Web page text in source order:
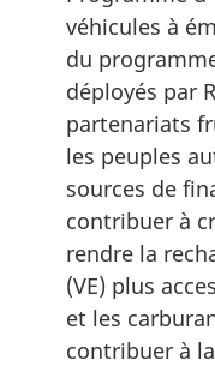
véhicules à
du
déployés par
partenariats
les peuples
sources de
contribuer à
rendre la
(VE) plus
et les
contribuer à